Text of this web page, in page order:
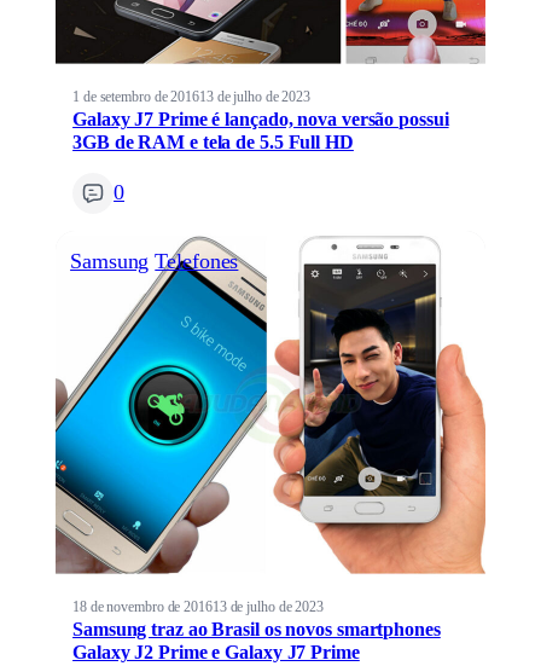
1 de setembro de 201613 de julho de 2023
Galaxy J7 Prime é lançado, nova versão possui
3GB de RAM e tela de 5.5 Full HD
0
Samsung Telefones
18 de novembro de 201613 de julho de 2023
Samsung traz ao Brasil os novos smartphones
Galaxy J2 Prime e Galaxy J7 Prime